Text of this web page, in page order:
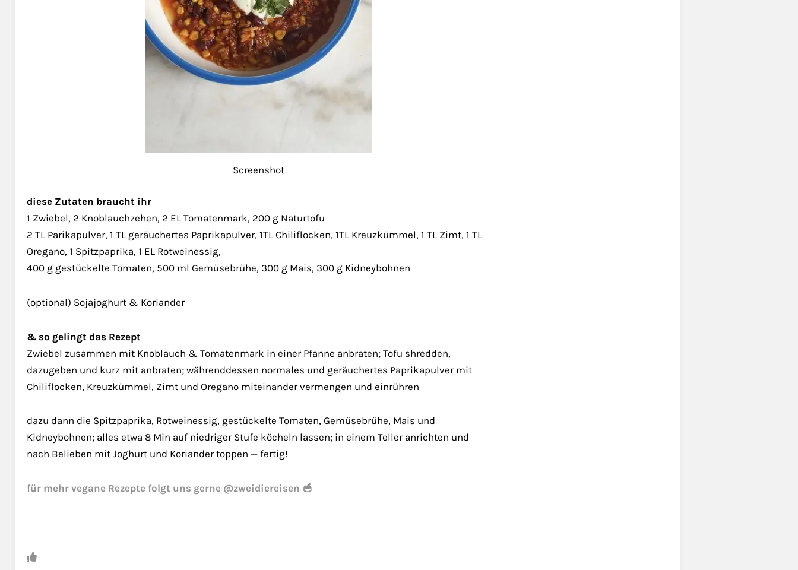
Screenshot
diese Zutaten braucht ihr
1 Zwiebel, 2 Knoblauchzehen, 2 EL Tomatenmark, 200 g Naturtofu
2 TL Parikapulver, 1 TL geräuchertes Paprikapulver, 1TL Chiliflocken, 1TL Kreuzkümmel, 1 TL Zimt, 1 TL
Oregano, 1 Spitzpaprika, 1 EL Rotweinessig,
400 g gestückelte Tomaten, 500 ml Gemüsebrühe, 300 g Mais, 300 g Kidneybohnen
(optional) Sojajoghurt & Koriander
& so gelingt das Rezept
Zwiebel zusammen mit Knoblauch & Tomatenmark in einer Pfanne anbraten; Tofu shredden,
dazugeben und kurz mit anbraten; währenddessen normales und geräuchertes Paprikapulver mit
Chiliflocken, Kreuzkümmel, Zimt und Oregano miteinander vermengen und einrühren
dazu dann die Spitzpaprika, Rotweinessig, gestückelte Tomaten, Gemüsebrühe, Mais und
Kidneybohnen; alles etwa 8 Min auf niedriger Stufe köcheln lassen; in einem Teller anrichten und
nach Belieben mit Joghurt und Koriander toppen — fertig!
für mehr vegane Rezepte folgt uns gerne @zweidiereisen 🥣